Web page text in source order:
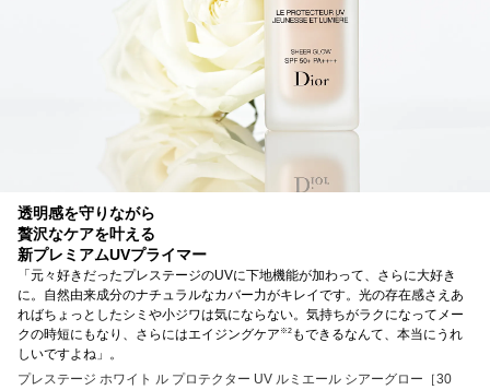
透明感を守りながら
贅沢なケアを叶える
新プレミアムUVプライマー
「元々好きだったプレステージのUVに下地機能が加わって、さらに大好き
に。自然由来成分のナチュラルなカバー力がキレイです。光の存在感さえあ
ればちょっとしたシミや小ジワは気にならない。気持ちがラクになってメー
クの時短にもなり、さらにはエイジングケア ※2もできるなんて、本当にうれ
しいですよね」。
プレステージ ホワイト ル プロテクター UV ルミエール シアーグロー［30